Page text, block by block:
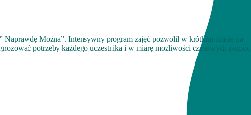
Można”. Intensywny program zajęć pozwolił w krótkim czasie na
potrzeby każdego uczestnika i w miarę możliwości czasowych pomóc